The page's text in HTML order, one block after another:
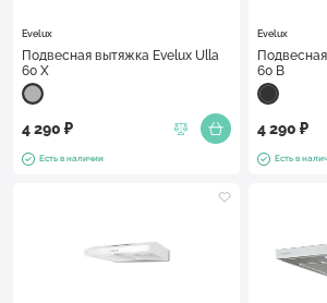
Evelux
Подвесная вытяжка Evelux Ulla
60 X
4 290 ₽
Есть в наличии
Evelux
60 B
4 290 ₽
Есть в